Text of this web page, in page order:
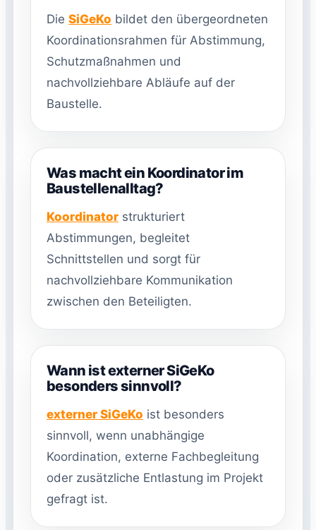
Die SiGeKo bildet den übergeordneten
Koordinationsrahmen für Abstimmung,
Schutzmaßnahmen und
nachvollziehbare Abläufe auf der
Baustelle.
Was macht ein Koordinator im
Baustellenalltag?
Koordinator strukturiert
Abstimmungen, begleitet
Schnittstellen und sorgt für
nachvollziehbare Kommunikation
zwischen den Beteiligten.
Wann ist externer SiGeKo
besonders sinnvoll?
externer SiGeKo ist besonders
sinnvoll, wenn unabhängige
Koordination, externe Fachbegleitung
oder zusätzliche Entlastung im Projekt
gefragt ist.